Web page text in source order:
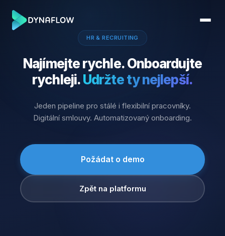
HR & RECRUITING
Najímejte rychle. Onboardujte
rychleji.Udržte ty nejlepší.
Jeden pipeline pro stálé i flexibilní pracovníky.
Digitální smlouvy. Automatizovaný onboarding.
Požádat o demo
Zpět na platformu